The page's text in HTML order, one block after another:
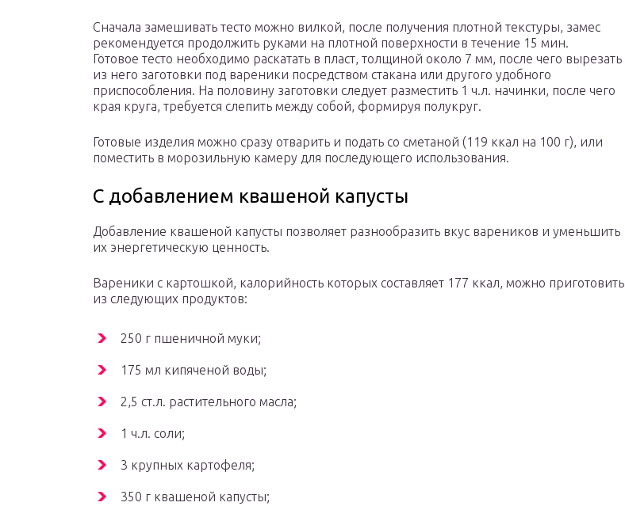
Сначала замешивать тесто можно вилкой, после получения плотной текстуры, замес
рекомендуется продолжить руками на плотной поверхности в течение 15 мин.
Готовое тесто необходимо раскатать в пласт, толщиной около 7 мм, после чего вырезать
из него заготовки под вареники посредством стакана или другого удобного
приспособления. На половину заготовки следует разместить 1 ч.л. начинки, после чего
края круга, требуется слепить между собой, формируя полукруг.
Готовые изделия можно сразу отварить и подать со сметаной (119 ккал на 100 г), или
поместить в морозильную камеру для последующего использования.
С добавлением квашеной капусты
Добавление квашеной капусты позволяет разнообразить вкус вареников и уменьшить
их энергетическую ценность.
Вареники с картошкой, калорийность которых составляет 177 ккал, можно приготовить
из следующих продуктов:
250 г пшеничной муки;
175 мл кипяченой воды;
2,5 ст.л. растительного масла;
1 ч.л. соли;
3 крупных картофеля;
350 г квашеной капусты;